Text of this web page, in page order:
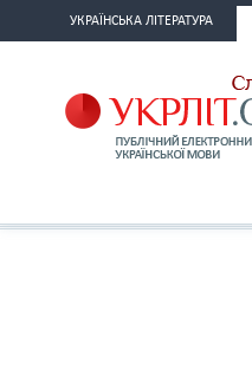
УКРАЇНСЬКА ЛІТЕРАТУРА